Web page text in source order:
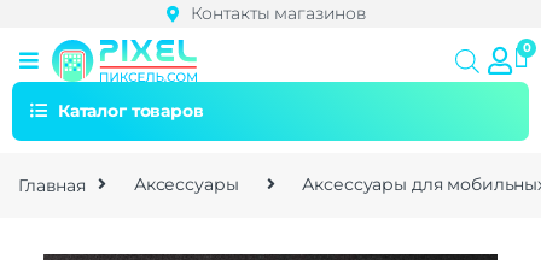
Контакты магазинов
Каталог товаров
Главная Аксессуары Аксессуары для